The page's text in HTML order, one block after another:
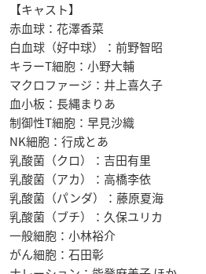
【キャスト】
赤血球：花澤香菜
白血球（好中球）：前野智昭
キラーT細胞：小野大輔
マクロファージ：井上喜久子
血小板：長縄まりあ
制御性T細胞：早見沙織
NK細胞：行成とあ
乳酸菌（クロ）：吉田有里
乳酸菌（アカ）：高橋李依
乳酸菌（パンダ）：藤原夏海
乳酸菌（ブチ）：久保ユリカ
一般細胞：小林裕介
がん細胞：石田彰